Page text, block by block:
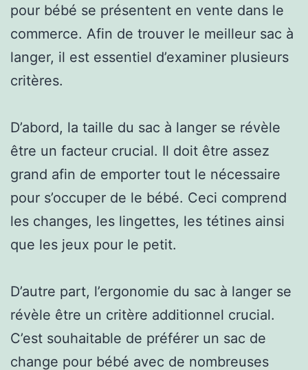
pour bébé se présentent en vente dans le
commerce. Afin de trouver le meilleur sac à
langer, il est essentiel d’examiner plusieurs
critères.
D’abord, la taille du sac à langer se révèle
être un facteur crucial. Il doit être assez
grand afin de emporter tout le nécessaire
pour s’occuper de le bébé. Ceci comprend
les changes, les lingettes, les tétines ainsi
que les jeux pour le petit.
D’autre part, l’ergonomie du sac à langer se
révèle être un critère additionnel crucial.
C’est souhaitable de préférer un sac de
change pour bébé avec de nombreuses